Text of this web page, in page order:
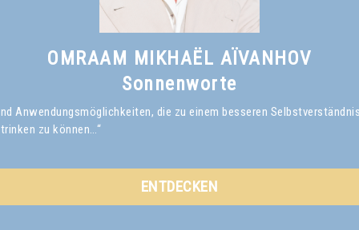
OMRAAM MIKHAËL AÏVANHOV
Sonnenworte
Anwendungsmöglichkeiten, die zu einem besseren
zu können…“
ENTDECKEN